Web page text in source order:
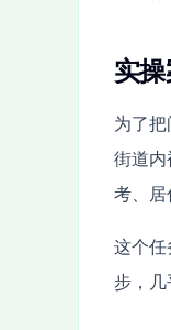
实
为了
街道
考、居
这个
步，几